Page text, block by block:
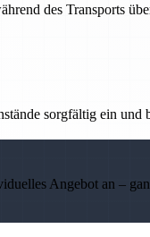
des Transports
sorgfältig ein
Angebot an –